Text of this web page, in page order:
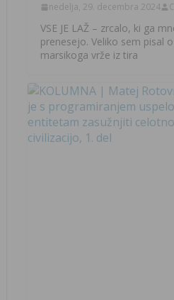
nedelja, 29. decembra 2024
VSE JE LAŽ – zrcalo, ki ga
prenesejo. Veliko sem pisal
marsikoga vrže iz tira